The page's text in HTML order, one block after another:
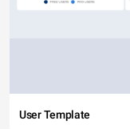
User Template